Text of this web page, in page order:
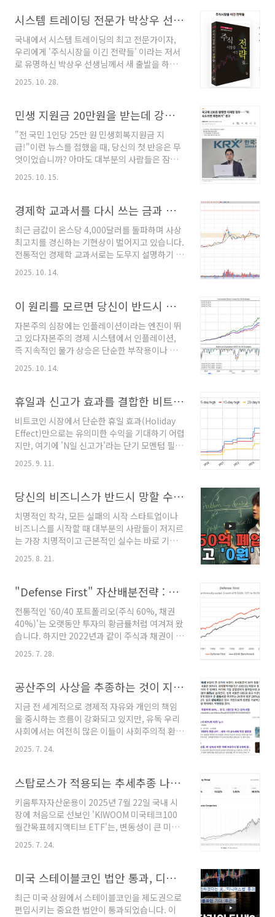
이 테크노펀더멘털 트레이딩의 정수를..
100만 원짜리 유료 강의를 들었음에도 최종 잔액
은 130만 원이라는 참혹한 수준에 이르렀습니다.
이처럼 비참한 실패를 겪은 후, 그는 일확천금의
매매가 아니라, 느리지만 확실하게 계좌를 성장
시키는 매매를 선택하기로 결심하게 되었습니다.
이러한 깨달음을 바탕으로 그는 마침내 느리고
배로 불어나 3,200만 원이 되는 기적을 보..
시스템 트레이딩 전문가 박상우 선생님 근황
국내에서 시스템 트레이딩의 최고 전문가이자,
우리에게 '주식시장을 이긴 전략들' 이라는 저서
로 유명하신 박상우 선생님께서 새 출발을 하신
다고 합니다박상우 선생님은 국내 시스템 트레이
딩 업계의 산 증인이라고 해도 무방하신 분이지
시스템 트레이딩, 기술적 분석의 최고 전문가이
람이면 누구나 잘 아는 예스 트레이더를 개발한
예스스탁에서 활동하셨고,최근에는 트레이딩과
기술적 분석, 퀀트에 관한 해박한 지식을 바탕으
로 암호화폐 트레이딩 서비스 (예스코인) 도 개발
전략에도 해박한 지식을 가지고 계신데, 시스템
트레이더/ 퀀트로 사실상..
2025. 10. 28.
민생 지원금 20만원을 받는데 강남 부자 아파트 값이 20억 오르는 이유는?
"전 국민 1인당 25만 원 민생회복지원금 지
급!"이런 뉴스를 접했을 때, 당신의 첫 반응은 무
엇이었습니까? 아마도 대부분의 사람들은 잠시
나마 기쁨을 느꼈을 것입니다. 당장 내 지갑에 없
던 돈이 생긴다니, 마다할 이유가 없겠지요. 공짜
무언가를 살 수 있다는 생각에 들떴을지도 모릅
를 해주는구나, 하는 안도감을 느꼈을 수도 있습
니다. 하지만 만약 그 25만 원이 사실은 당신의
지갑에서, 그것도 당신이 눈치채지 못하는 사이
에 훨씬 더 큰돈을 빼내 가기 위한 미끼에 불과하
채를 발행하여 마련한 재원으로 국민에게 현금을
살포하는 ..
2025. 10. 15.
경제학 교과서를 다시 쓰는 금과 비트코인, 새로운 시대의 서막
최근 금값이 온스당 4,000달러를 돌파하며 사상
최고치를 경신하는 기현상이 벌어지고 있습니다.
전통적인 경제학 교과서로는 도무지 설명하기 어
려운 움직임입니다. 아니, 오히려 교과서의 가르
침과는 정반대의 상황이 펼쳐지고 있다고 해야
대로 움직이는 것으로 알려져 왔습니다.이자를
주는 채권이나 예금과 달리 금은 보유하고 있어
도 아무런 이자가 붙지 않기 때문에, 금리가 높아
지면 금을 보유하는 것에 대한 기회비용이 커져
금의 매력도가 떨어지는 것이 당연한 이치였습니
다. 하지만 지금 시장은 어떤가요? 미국 연방준비
않고 천정부지로 치솟고 있습니다."아니, 금리가
이렇게 높은..
2025. 10. 14.
이 원리를 모르면 당신이 반드시 거지가 되는 이유
자본주의 심장에는 인플레이션이라는 엔진이 뛰
고 있다자본주의 경제 시스템에서 인플레이션,
즉 지속적인 물가 상승은 단순한 부작용이나 오
연적으로 요구되는 핵심적인 메커니즘입니다. 이
되는데, 중앙은행과 시중은행이 끊임없이 새로운
돈(신용)을 창조하는 과정 자체가 부채의 증가를
전제로 하기 때문이지요.이 과정에서 늘어난 통
화량은 돈의 가치를 희석시켜 물가를 밀어 올리
는 근본적인 동력이 됩니다. 바로 이러한 구조 때
문에, 기업의 명목적 가치와 실물 자산을 대변하
이루는 채무 관계 그 자체를 상품화한 채권은, 단
기적인 등락은 있..
2025. 10. 14.
휴일과 신고가 효과를 결합한 비트코인 트레이딩 전략
비트코인 시장에서 단순한 휴일 효과(Holiday
Effect)만으로는 유의미한 수익을 기대하기 어렵
지만, 여기에 'N일 신고가'라는 단기 모멘텀 필터
하는 강력한 트레이딩 시그널이 탄생합니다. 전
전 가격 상승 현상은 비트코인에 단독으로 적용
했을 때 그 효과가 미미하거나 거의 없었습니다.
하지만 휴일 기간 동안 여유 시간이 많아진 개인
투자자들의 관심이 집중되는 시점에, 비트코인
가격이 단기 고점을 돌파하는 모멘텀이 발생하
면, 이 두 가지 요소가 강력한 시너지를 일으켜 폭
적인 이례 현상인 '휴일 효과'의 개념과 전통 시장
에서의 ..
2025. 9. 11.
당신의 비즈니스가 반드시 망할 수 밖에 없는 이유와 확실한 해결책
치명적인 착각, 모든 실패의 시작 스타트업이나
비즈니스를 시작할 때 대부분의 사람들이 저지르
는 가장 치명적이고 근본적인 실수는 바로 기술
력 부족이 아닙니다. 우리를 실패로 이끄는 것은
압도적으로 단 한 가지, 바로 ‘내가 기똥차다고 생
것’이라는 아무런 근거 없는 믿음입니다.창업자
열정과 확신에 차 있지만, 정작 그 아이디어를 돈
을 내고 구매해야 할 고객들은 아무런 관심이 없
거나 전혀 필요성을 느끼지 못한다는 냉혹한 현
실을 창업 초기에 진지하게 고민하지 않습니다.
우리는 흔히 내가 보기에 좋은 아이디어는 남들
눈에도 당연히 좋아 보..
2025. 8. 21.
"Defense First" 자산배분전략 : 방어 자산 모멘텀을 활용한 혁신적 동적 자산배분 전략
전통적인 '60/40 포트폴리오(주식 60%, 채권
40%)'는 오랫동안 투자의 황금률처럼 여겨져 왔
습니다. 하지만 2022년과 같이 주식과 채권이 동
시에 무너지는 시장 상황을 겪으며, 이러한 전통
적인 자산 배분 전략의 한계가 명확히 드러났습
적으로 방어하면서도 성장 잠재력을 놓치지 않을
대적 요구 속에서, 기존의 투자 패러다임을 완전
히 뒤집는 혁신적인 접근법이 주목받고 있습니
다. 바로 토마스 칼슨(Thomas Carlson)이 그
의 논문 "Defense First: A Multi-Asset
2025. 7. 28.
공산주의 사상을 추종하는 것이 지능의 문제인 이유
지금 전 세계적으로 경제적 자유와 개인의 책임
을 중시하는 흐름이 강화되고 있지만, 유독 우리
사회에서는 여전히 많은 이들이 사회주의적 환상
에 빠져 있고, 정부에서도 정권이 바뀌기 무섭게
엄청난 공산주의 정책들을 쏟아내며 나라가 급격
들 중에도 "강력한 대기업 규제와 부자 증세로 막
대한 부를 거두어 모두에게 공평하게 나누어 주
면, 다 함께 잘 사는 유토피아가 오지 않을까?"라
고 생각하는 분들이 적지 않을 겁니다. 이런 주장
은 언뜻 들으면 매우 선하고 도덕적인 것처럼 포
장되어 있지요.하지만 단언컨대, 이는 실현 불가
의와 공산주의가 선악이나 도덕의 문제가 아닌,
근본적인 ..
2025. 7. 24.
스탑로스가 적용되는 추세추종 나스닥 ETF, KIWOOM 미국테크100월간목표헤지액티브 ETF 출시!
키움투자자산운용이 2025년 7월 22일 국내 시
장에 처음으로 선보인 'KIWOOM 미국테크100
월간목표헤지액티브 ETF'는, 변동성이 큰 미국
효과적으로 방어하고자 하는 투자자들을 위한 혁
은 '프로텍티브 풋(Protective Put)' 전략을 실
제 옵션을 매수하지 않고 주식과 채권 비중 조절
만으로 복제(Replication)하여 구현했다는 점
이며, 이러한 방식을 ETF에 적용한 것은 전 세계
2025. 7. 24.
미국 스테이블코인 법안 통과, 디지털 달러 시대의 서막
최근 미국 상원에서 스테이블코인을 제도권으로
편입시키는 중요한 법안이 통과되었습니다. 이